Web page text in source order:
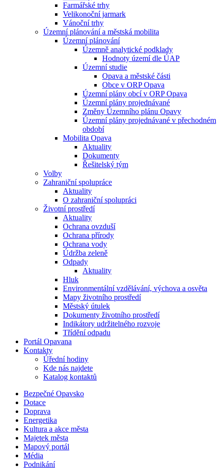
Farmářské trhy
Velikonoční jarmark
Vánoční trhy
Územní plánování a městská mobilita
Územní plánování
Územně analytické podklady
Hodnoty území dle ÚAP
Územní studie
Opava a městské části
Obce v ORP Opava
Územní plány obcí v ORP Opava
Územní plány projednávané
Změny Územního plánu Opavy
Územní plány projednávané v přechodném
období
Mobilita Opava
Aktuality
Dokumenty
Řešitelský tým
Volby
Zahraniční spolupráce
Aktuality
O zahraniční spolupráci
Životní prostředí
Aktuality
Ochrana ovzduší
Ochrana přírody
Ochrana vody
Údržba zeleně
Odpady
Aktuality
Hluk
Environmentální vzdělávání, výchova a osvěta
Mapy životního prostředí
Městský útulek
Dokumenty životního prostředí
Indikátory udržitelného rozvoje
Třídění odpadu
Portál Opavana
Kontakty
Úřední hodiny
Kde nás najdete
Katalog kontaktů
Bezpečné Opavsko
Dotace
Doprava
Energetika
Kultura a akce města
Majetek města
Mapový portál
Média
Podnikání